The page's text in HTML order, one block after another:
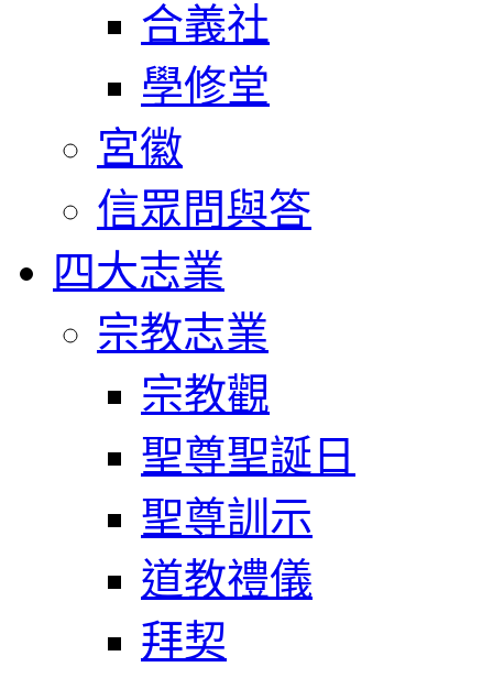
合義社
學修堂
宮徽
信眾問與答
四大志業
宗教志業
宗教觀
聖尊聖誕日
聖尊訓示
道教禮儀
拜契